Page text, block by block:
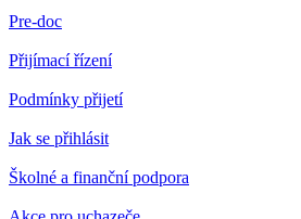
Pre-doc
Přijímací řízení
Podmínky přijetí
Jak se přihlásit
Školné a finanční podpora